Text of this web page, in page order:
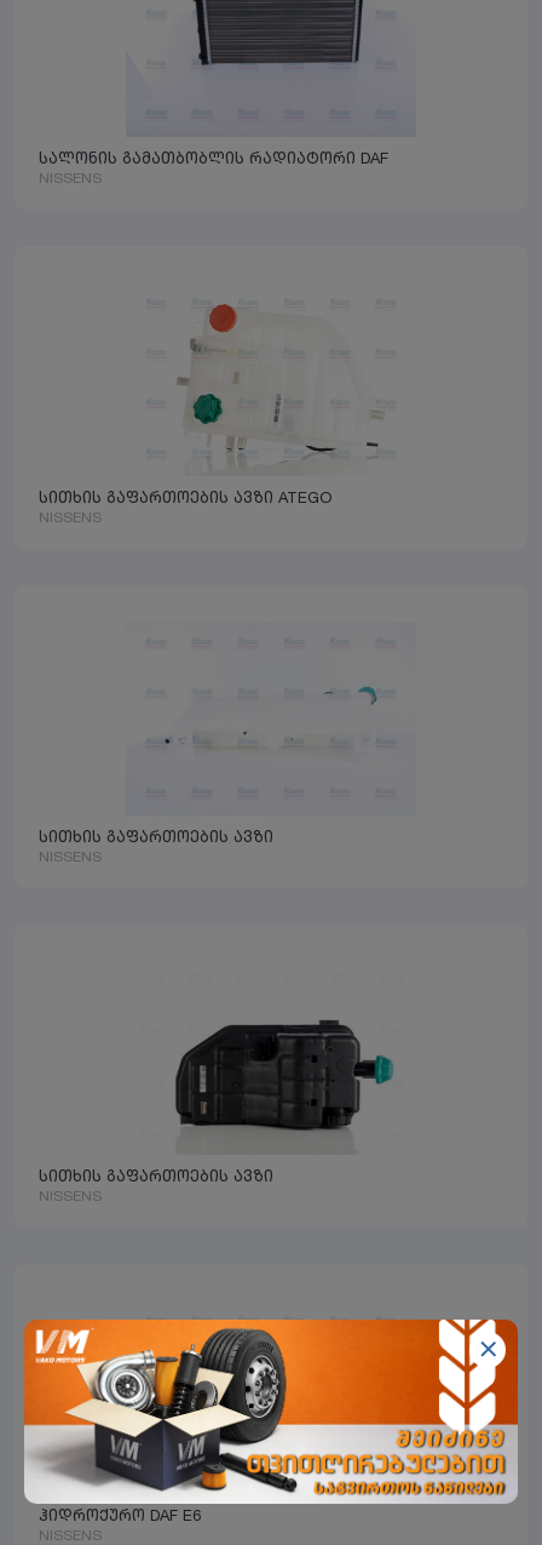
სალონის გამათბობლის რადიატორი DAF
NISSENS
სითხის გაფართოების ავზი ATEGO
NISSENS
სითხის გაფართოების ავზი
NISSENS
სითხის გაფართოების ავზი
NISSENS
ჰიდროქურო DAF E6
NISSENS